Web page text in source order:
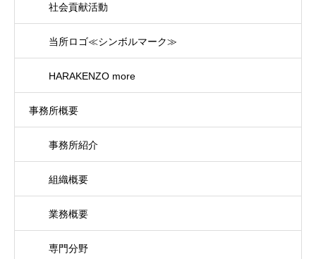
社会貢献活動
当所ロゴ≪シンボルマーク≫
HARAKENZO more
事務所概要
事務所紹介
組織概要
業務概要
専門分野